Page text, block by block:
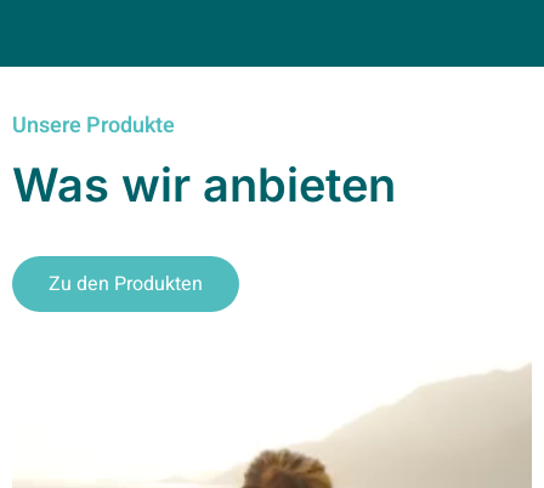
Unsere Produkte
Was wir anbieten
Zu den Produkten